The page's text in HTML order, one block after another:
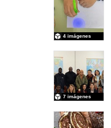
4 imágenes
7 imágenes